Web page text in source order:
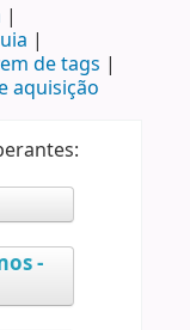
de tags
aquisição
-